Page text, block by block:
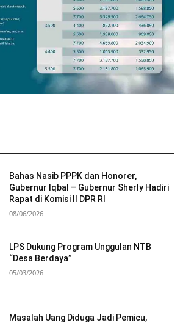
Bahas Nasib PPPK dan Honorer,
Gubernur Iqbal – Gubernur Sherly Hadiri
Rapat di Komisi II DPR RI
08/06/2026
LPS Dukung Program Unggulan NTB
“Desa Berdaya”
05/03/2026
Masalah Uang Diduga Jadi Pemicu,